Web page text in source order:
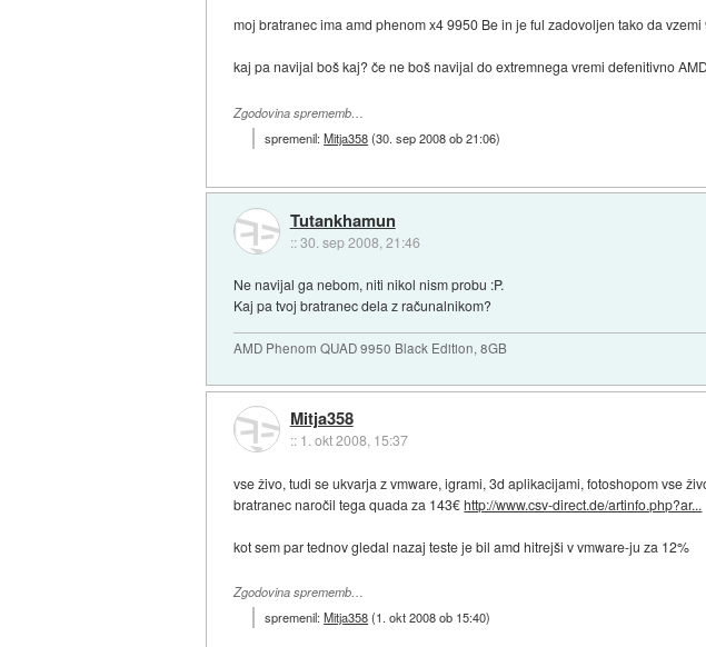
moj bratranec ima amd phenom x4 9950 Be in je ful zadovoljen tako da
kaj pa navijal boš kaj? če ne boš navijal do extremnega vremi defenitivno
Zgodovina sprememb…
spremenil:Mitja358(30. sep 2008 ob 21:06)
Tutankhamun
::30. sep 2008, 21:46
Ne navijal ga nebom, niti nikol nism probu :P.
Kaj pa tvoj bratranec dela z računalnikom?
AMD Phenom QUAD 9950 Black Edition, 8GB
Mitja358
:: 1. okt 2008, 15:37
vse živo, tudi se ukvarja z vmware, igrami, 3d aplikacijami, fotoshopom vse
bratranec naročil tega quada za 143€http://www.csv-direct.de/artinfo.php?ar...
kot sem par tednov gledal nazaj teste je bil amd hitrejši v vmware-ju za 12%
Zgodovina sprememb…
spremenil:Mitja358(1. okt 2008 ob 15:40)